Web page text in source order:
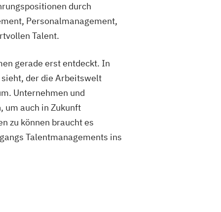
durch
Personalmanagement,
Talent.
gerade erst entdeckt. In
der die Arbeitswelt
Unternehmen und
um auch in Zukunft
zu können braucht es
Talentmanagements ins